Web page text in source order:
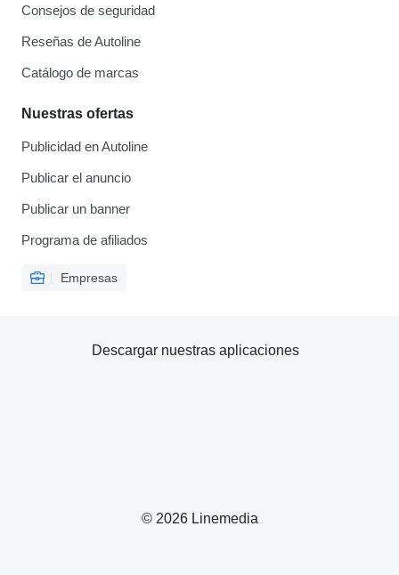
Consejos de seguridad
Reseñas de Autoline
Catálogo de marcas
Nuestras ofertas
Publicidad en Autoline
Publicar el anuncio
Publicar un banner
Programa de afiliados
Empresas
© 2026 Linemedia
Descargar nuestras aplicaciones